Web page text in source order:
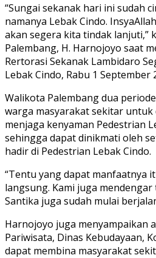
“Sungai sekanak hari ini sudah
namanya Lebak Cindo.
akan segera kita tindak lanjuti,”
Palembang, H. Harnojoyo saat
Rertorasi Sekanak Lambidaro
Lebak Cindo, Rabu 1 September
Walikota Palembang dua
warga masyarakat sekitar untuk
menjaga kenyaman Pedestrian
sehingga dapat dinikmati oleh
hadir di Pedestrian Lebak Cindo.
“Tentu yang dapat manfaatnya
langsung. Kami juga
Santika juga sudah mulai
Harnojoyo juga menyampaikan
Pariwisata, Dinas Kebudayaan,
dapat membina masyarakat